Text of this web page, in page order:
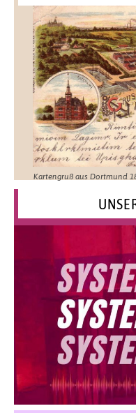
Kartengruß aus Dortmund